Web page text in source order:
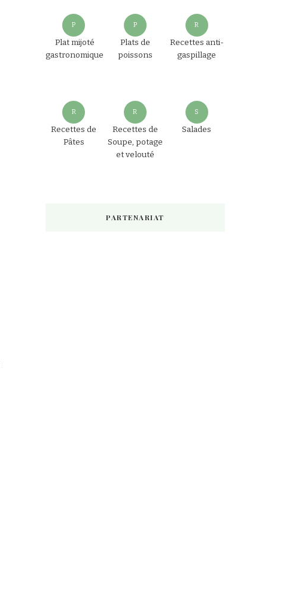
P
Plat mijoté
gastronomique
P
Plats de
poissons
R
Recettes anti-
gaspillage
R
Recettes de
Pâtes
R
Recettes de
Soupe, potage
et velouté
S
Salades
PARTENARIAT